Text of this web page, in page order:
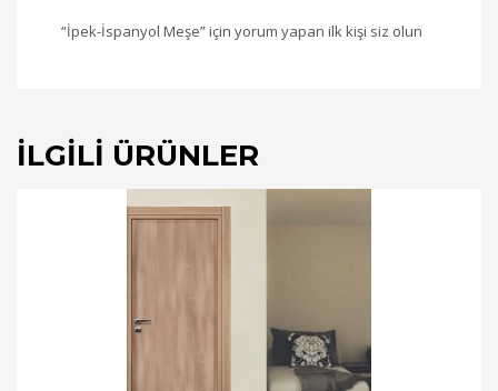
“İpek-İspanyol Meşe” için yorum yapan ilk kişi siz olun
İLGILI ÜRÜNLER